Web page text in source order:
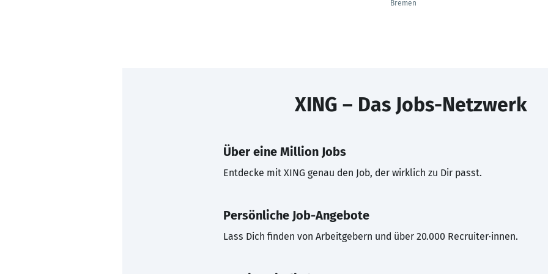
Bremen
XING – Das Jobs-Netzwerk
Über eine Million Jobs
Entdecke mit XING genau den Job, der wirklich zu Dir passt.
Persönliche Job-Angebote
Lass Dich finden von Arbeitgebern und über 20.000 Recruiter·innen.